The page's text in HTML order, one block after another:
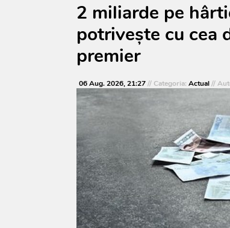
2 miliarde pe
potrivește cu cea
premier
06 Aug. 2026, 21:27// Categoria: Actual//